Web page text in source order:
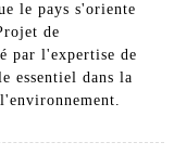
le pays s'oriente
de
par l'expertise de
essentiel dans la